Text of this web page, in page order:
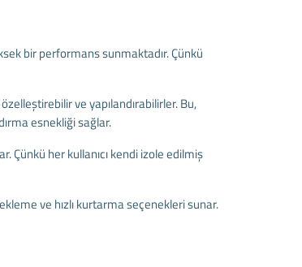
bir performans sunmaktadır. Çünkü
ve yapılandırabilirler. Bu,
esnekliği sağlar.
Çünkü her kullanıcı kendi izole edilmiş
ve hızlı kurtarma seçenekleri sunar.